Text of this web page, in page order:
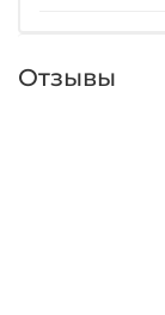
Отзывы